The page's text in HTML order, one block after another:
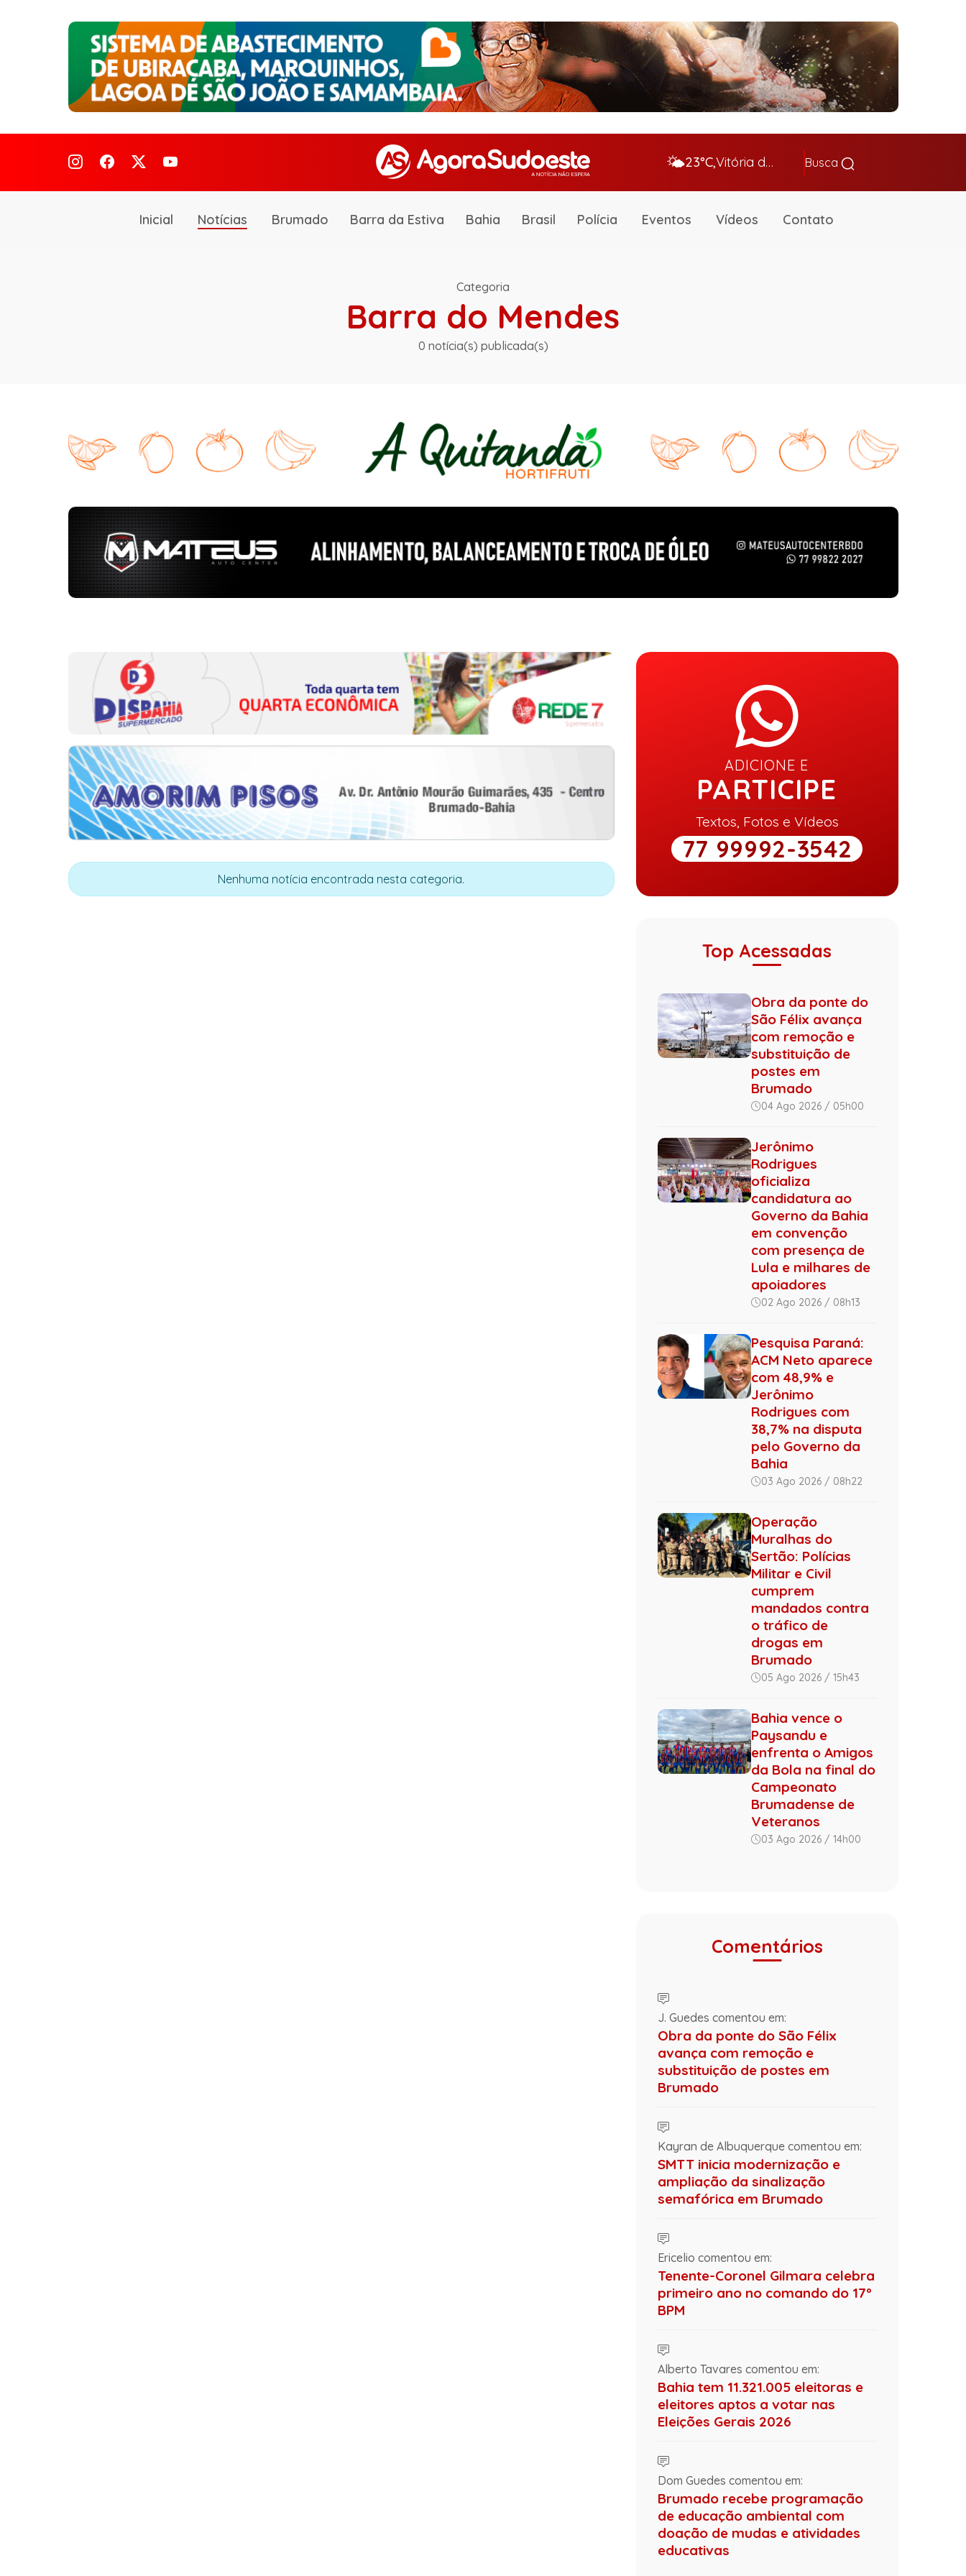
🌤️23°C, Vitória da Conq… Busca
Inicial Notícias Brumado Barra da Estiva Bahia Brasil Polícia Eventos Vídeos Contato
Categoria
Barra do Mendes
0 notícia(s) publicada(s)
Nenhuma notícia encontrada nesta categoria.
ADICIONE E
PARTICIPE
Textos, Fotos e Vídeos
77 99992-3542
Top Acessadas
Obra da ponte do
São Félix avança
com remoção e
substituição de
postes em
Brumado
04 Ago 2026 / 05h00
Jerônimo
Rodrigues
oficializa
candidatura ao
Governo da Bahia
em convenção
com presença de
Lula e milhares de
apoiadores
02 Ago 2026 / 08h13
Pesquisa Paraná:
ACM Neto aparece
com 48,9% e
Jerônimo
Rodrigues com
38,7% na disputa
pelo Governo da
Bahia
03 Ago 2026 / 08h22
Operação
Muralhas do
Sertão: Polícias
Militar e Civil
cumprem
mandados contra
o tráfico de
drogas em
Brumado
05 Ago 2026 / 15h43
Bahia vence o
Paysandu e
enfrenta o Amigos
da Bola na final do
Campeonato
Brumadense de
Veteranos
03 Ago 2026 / 14h00
Comentários
J. Guedes comentou em:
Obra da ponte do São Félix
avança com remoção e
substituição de postes em
Brumado
Kayran de Albuquerque comentou em:
SMTT inicia modernização e
ampliação da sinalização
semafórica em Brumado
Ericelio comentou em:
Tenente-Coronel Gilmara celebra
primeiro ano no comando do 17º
BPM
Alberto Tavares comentou em:
Bahia tem 11.321.005 eleitoras e
eleitores aptos a votar nas
Eleições Gerais 2026
Dom Guedes comentou em:
Brumado recebe programação
de educação ambiental com
doação de mudas e atividades
educativas